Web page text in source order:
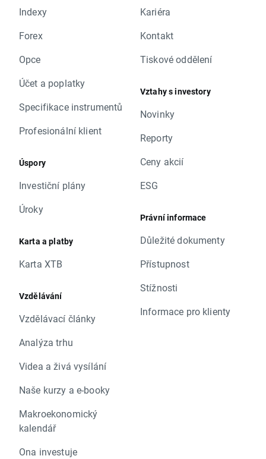
Indexy
Forex
Opce
Účet a poplatky
Specifikace instrumentů
Profesionální klient
Úspory
Investiční plány
Úroky
Karta a platby
Karta XTB
Vzdělávání
Vzdělávací články
Analýza trhu
Videa a živá vysílání
Naše kurzy a e-booky
Makroekonomický
kalendář
Ona investuje
Kariéra
Kontakt
Tiskové oddělení
Vztahy s investory
Novinky
Reporty
Ceny akcií
ESG
Právní informace
Důležité dokumenty
Přístupnost
Stížnosti
Informace pro klienty